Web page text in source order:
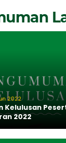
2022
Kelulusan
2022